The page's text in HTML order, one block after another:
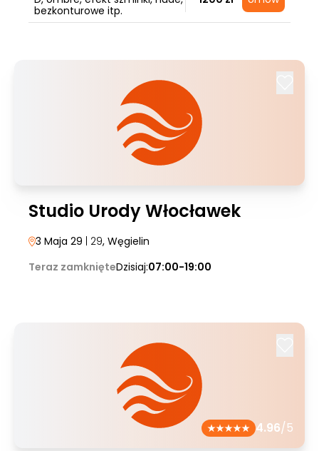
bezkonturowe itp.
Studio Urody Włocławek
3 Maja 29 | 29, Węgielin
Teraz zamknięteDzisiaj:07:00-19:00
4.96/5